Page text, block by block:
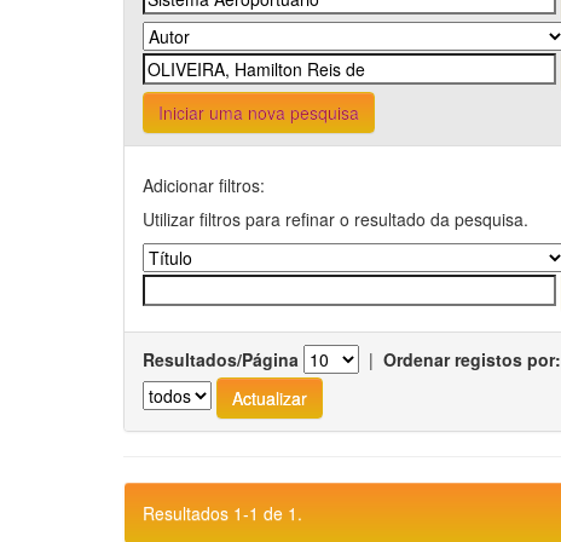
Iniciar uma nova pesquisa
Adicionar filtros:
Utilizar filtros para refinar o resultado da pesquisa.
Resultados/Página | Ordenar registos por:
Resultados 1-1 de 1.